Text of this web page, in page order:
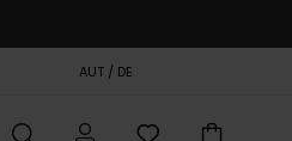
AUT / DE